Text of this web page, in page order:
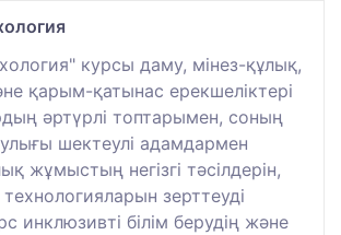
курсы даму, мінез-құлық,
қарым-қатынас ерекшеліктері
әртүрлі топтарымен, соның
шектеулі адамдармен
жұмыстың негізгі тәсілдерін,
технологияларын зерттеуді
инклюзивті білім берудің және